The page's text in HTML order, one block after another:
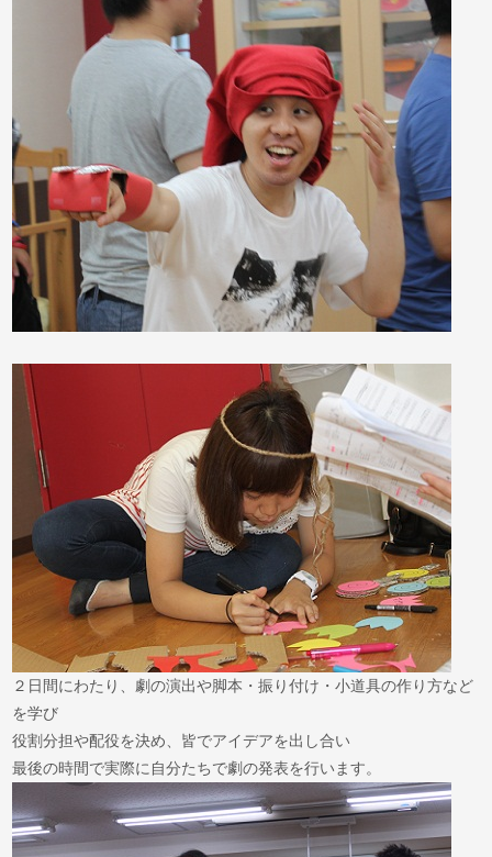
２日間にわたり、劇の演出や脚本・振り付け・小道具の作り方など
を学び
役割分担や配役を決め、皆でアイデアを出し合い
最後の時間で実際に自分たちで劇の発表を行います。